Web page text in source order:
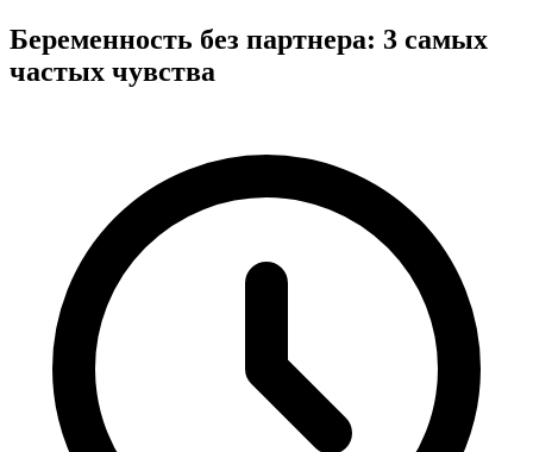
Беременность без партнера: 3 самых
частых чувства